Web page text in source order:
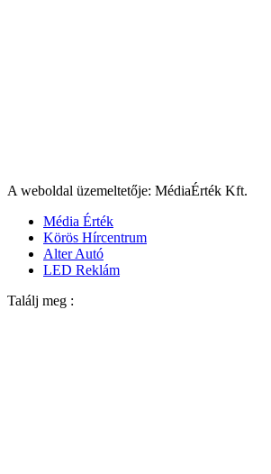
A weboldal üzemeltetője: MédiaÉrték Kft.
Média Érték
Körös Hírcentrum
Alter Autó
LED Reklám
Találj meg :